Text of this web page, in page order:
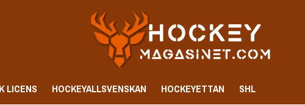
LICENS HOCKEYALLSVENSKAN HOCKEYETTAN SHL